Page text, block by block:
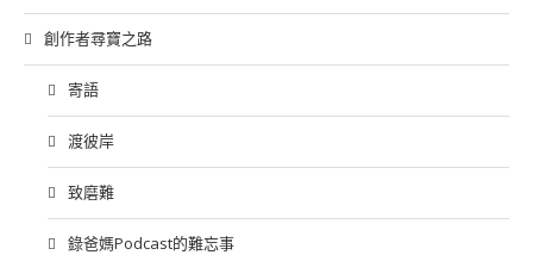
創作者尋寶之路
寄語
渡彼岸
致磨難
錄爸媽Podcast的難忘事